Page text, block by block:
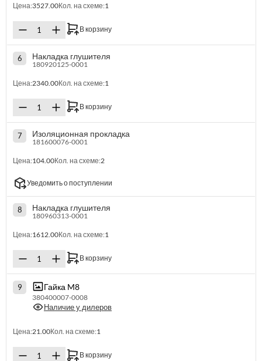
Цена:3527.00Кол. на схеме:1
В корзину
6 Накладка глушителя
180920125-0001
Цена:2340.00Кол. на схеме:1
В корзину
7 Изоляционная прокладка
181600076-0001
Цена:104.00Кол. на схеме:2
Уведомить о поступлении
8 Накладка глушителя
180960313-0001
Цена:1612.00Кол. на схеме:1
В корзину
9 Гайка M8
380400007-0008
Наличие у дилеров
Цена:21.00Кол. на схеме:1
В корзину